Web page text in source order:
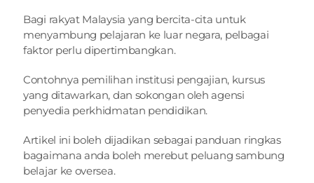
Bagi rakyat Malaysia yang bercita-cita untuk
menyambung pelajaran ke luar negara, pelbagai
faktor perlu dipertimbangkan.
Contohnya pemilihan institusi pengajian, kursus
yang ditawarkan, dan sokongan oleh agensi
penyedia perkhidmatan pendidikan.
Artikel ini boleh dijadikan sebagai panduan ringkas
bagaimana anda boleh merebut peluang sambung
belajar ke oversea.